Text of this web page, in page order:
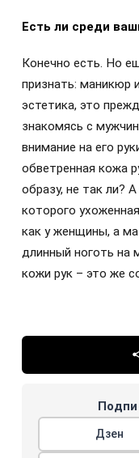
Есть ли среди
Конечно есть. Но
признать: маникюр
эстетика, это
знакомясь с
внимание на его
обветренная кожа
образу, не так ли?
которого
как у женщины, а
длинный ноготь на
кожи рук – это же
Дзен